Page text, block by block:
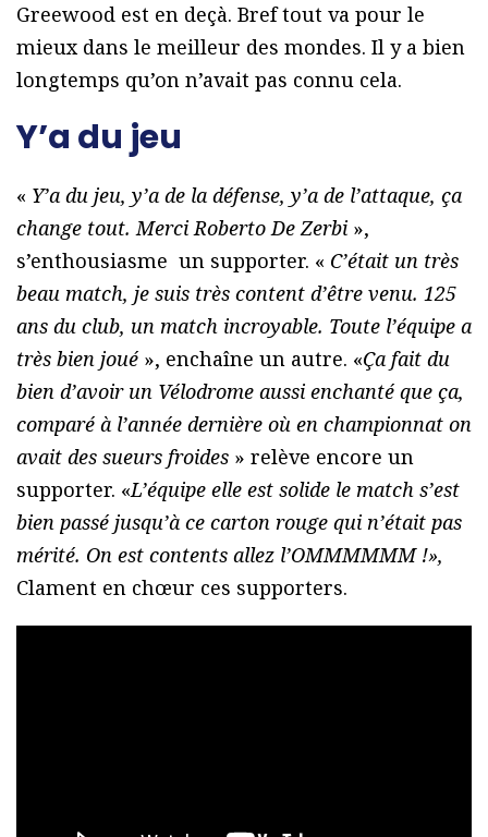
Greewood est en deçà. Bref tout va pour le
mieux dans le meilleur des mondes. Il y a bien
longtemps qu’on n’avait pas connu cela.
Y’a du jeu
« Y’a du jeu, y’a de la défense, y’a de l’attaque, ça
change tout. Merci Roberto De Zerbi »,
s’enthousiasme un supporter. « C’était un très
beau match, je suis très content d’être venu. 125
ans du club, un match incroyable. Toute l’équipe a
très bien joué », enchaîne un autre. «Ça fait du
bien d’avoir un Vélodrome aussi enchanté que ça,
comparé à l’année dernière où en championnat on
avait des sueurs froides » relève encore un
supporter. «L’équipe elle est solide le match s’est
bien passé jusqu’à ce carton rouge qui n’était pas
mérité. On est contents allez l’OMMMMMM !»,
Clament en chœur ces supporters.